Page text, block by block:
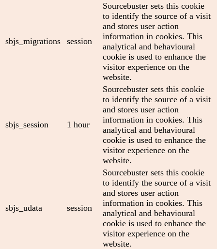
sbjs_migrations session
Sourcebuster sets this cookie
to identify the source of a visit
and stores user action
information in cookies. This
analytical and behavioural
cookie is used to enhance the
visitor experience on the
website.
sbjs_session 1 hour
Sourcebuster sets this cookie
to identify the source of a visit
and stores user action
information in cookies. This
analytical and behavioural
cookie is used to enhance the
visitor experience on the
website.
sbjs_udata session
Sourcebuster sets this cookie
to identify the source of a visit
and stores user action
information in cookies. This
analytical and behavioural
cookie is used to enhance the
visitor experience on the
website.